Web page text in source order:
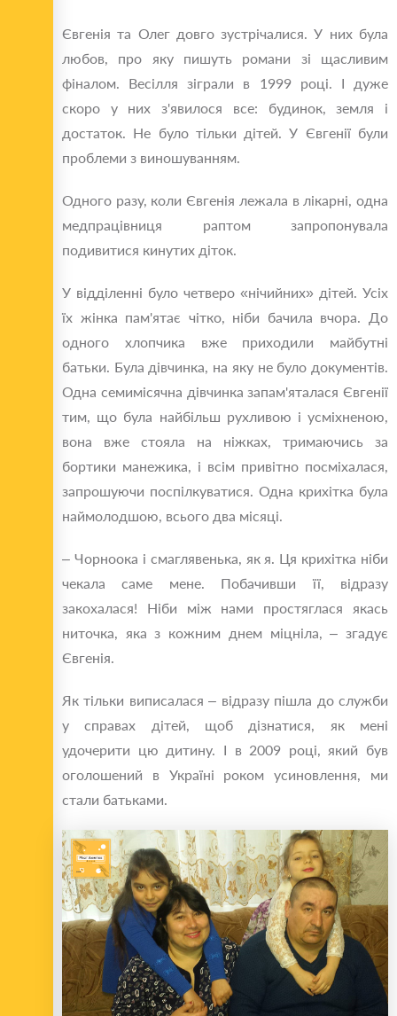
Євгенія та Олег довго зустрічалися. У них була
любов, про яку пишуть романи зі щасливим
фіналом. Весілля зіграли в 1999 році. І дуже
скоро у них з'явилося все: будинок, земля і
достаток. Не було тільки дітей. У Євгенії були
проблеми з виношуванням.
Одного разу, коли Євгенія лежала в лікарні, одна
медпрацівниця раптом запропонувала
подивитися кинутих діток.
У відділенні було четверо «нічийних» дітей. Усіх
їх жінка пам'ятає чітко, ніби бачила вчора. До
одного хлопчика вже приходили майбутні
батьки. Була дівчинка, на яку не було документів.
Одна семимісячна дівчинка запам'яталася Євгенії
тим, що була найбільш рухливою і усміхненою,
вона вже стояла на ніжках, тримаючись за
бортики манежика, і всім привітно посміхалася,
запрошуючи поспілкуватися. Одна крихітка була
наймолодшою, всього два місяці.
– Чорноока і смаглявенька, як я. Ця крихітка ніби
чекала саме мене. Побачивши її, відразу
закохалася! Ніби між нами простяглася якась
ниточка, яка з кожним днем міцніла, – згадує
Євгенія.
Як тільки виписалася – відразу пішла до служби
у справах дітей, щоб дізнатися, як мені
удочерити цю дитину. І в 2009 році, який був
оголошений в Україні роком усиновлення, ми
стали батьками.